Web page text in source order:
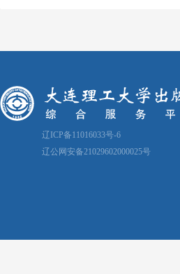
辽ICP备11016033号-6
辽公网安备21029602000025号